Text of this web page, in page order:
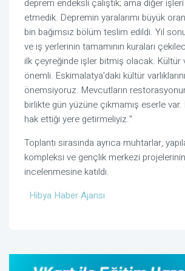
deprem endeksli çalıştık; ama diğer
etmedik. Depremin yaralarımı büyük
bin bağımsız bölüm teslim edildi. Yıl
ve iş yerlerinin tamamının kuraları
ilk çeyreğinde işler bitmiş olacak. Kültür
önemli. Eskimalatya'daki kültür
önemsiyoruz. Mevcutların
birlikte gün yüzüne çıkmamış eserle var.
hak ettiği yere getirmeliyiz."
Toplantı sırasında ayrıca muhtarlar,
kompleksi ve gençlik merkezi
incelenmesine katıldı.
Hibya Haber Ajansı